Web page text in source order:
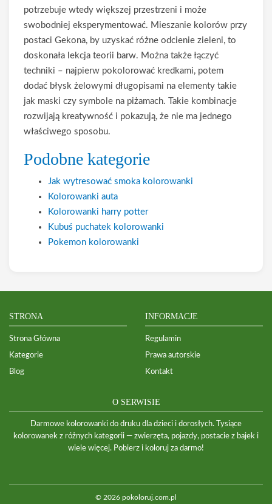
potrzebuje wtedy większej przestrzeni i może
swobodniej eksperymentować. Mieszanie kolorów przy
postaci Gekona, by uzyskać różne odcienie zieleni, to
doskonała lekcja teorii barw. Można także łączyć
techniki – najpierw pokolorować kredkami, potem
dodać błysk żelowymi długopisami na elementy takie
jak maski czy symbole na piżamach. Takie kombinacje
rozwijają kreatywność i pokazują, że nie ma jednego
właściwego sposobu.
Podobne kategorie
Jak wytresować smoka kolorowanki
Kolorowanki auta
Kolorowanki harry potter
Kubuś puchatek kolorowanki
Pokemon kolorowanki
STRONA
Strona Główna
Kategorie
Blog
INFORMACJE
Regulamin
Prawa autorskie
Kontakt
O SERWISIE
Darmowe kolorowanki do druku dla dzieci i dorosłych. Tysiące
kolorowanek z różnych kategorii — zwierzęta, pojazdy, postacie z bajek i
wiele więcej. Pobierz i koloruj za darmo!
© 2026 pokoloruj.com.pl